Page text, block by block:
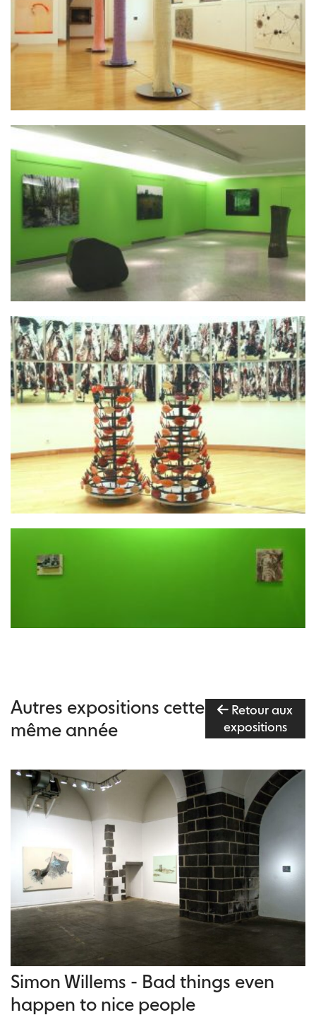
Autres expositions cette
même année
Retour aux
expositions
Simon Willems - Bad things even
happen to nice people